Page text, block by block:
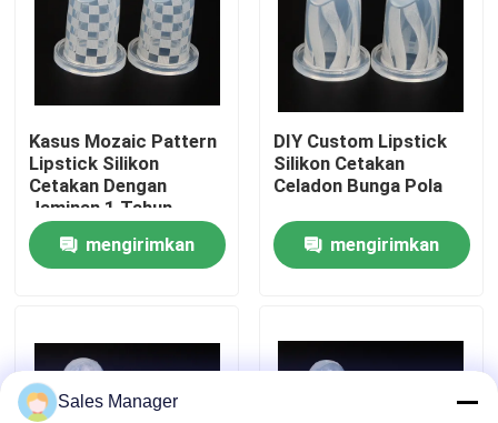
Wisata pabrik
Kontrol kualitas
Quote request suatu
Lini Produksi Lipstik
Mesin pengisi lip gloss otomatis
Mesin Pengisi Mascara
Kasus Mozaic Pattern
Lipstick Silikon
Cetakan Dengan
Jaminan 1 Tahun
mengirimkan
DIY Custom Lipstick
Silikon Cetakan
Celadon Bunga Pola
mengirimkan
Sales Manager